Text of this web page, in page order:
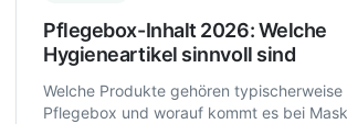
Pflegebox-Inhalt 2026: Welche
Hygieneartikel sinnvoll sind
Welche Produkte gehören typischerweise
Pflegebox und worauf kommt es bei